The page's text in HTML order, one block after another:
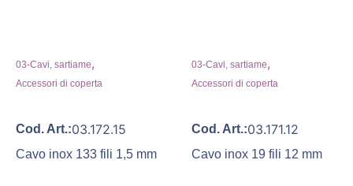
03-Cavi, sartiame,
Accessori di coperta
Cod. Art.:03.172.15
Cavo inox 133 fili 1,5 mm
03-Cavi, sartiame,
Accessori di coperta
Cod. Art.:03.171.12
Cavo inox 19 fili 12 mm